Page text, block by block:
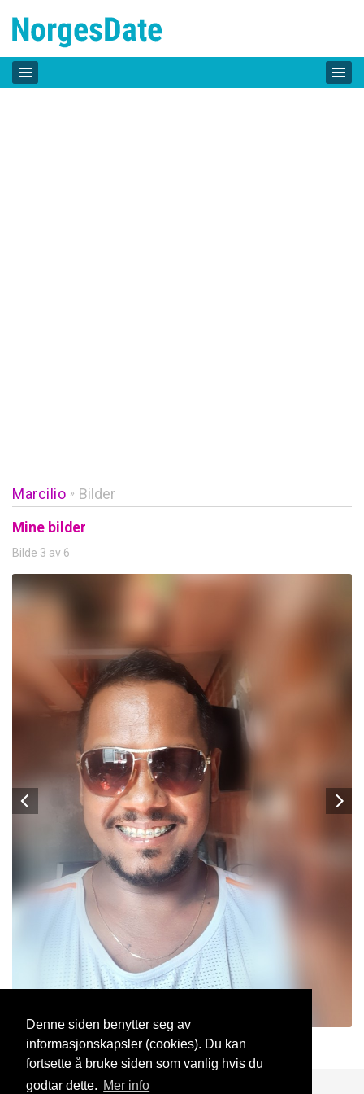
Denne siden benytter seg av
informasjonskapsler (cookies). Du kan
fortsette å bruke siden som vanlig hvis du
godtar dette. Mer info
Marcilio » Bilder
Mine bilder
Bilde 3 av 6
Marcilio 8 Jul, 2021
Blogg Support Kontakt oss